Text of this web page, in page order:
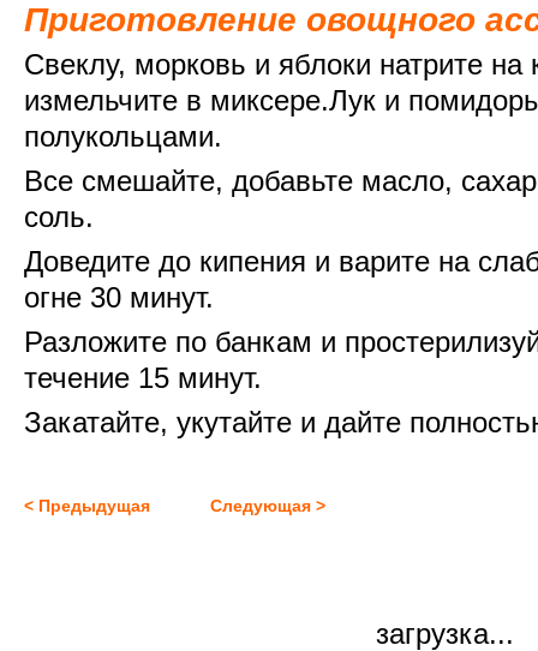
Приготовление овощного
Свеклу, морковь и яблоки натрите на
измельчите в миксере.Лук и
полукольцами.
Все смешайте, добавьте масло,
соль.
Доведите до кипения и варите на
огне 30 минут.
Разложите по банкам и
течение 15 минут.
Закатайте, укутайте и дайте
< Предыдущая Следующая >
загрузка...